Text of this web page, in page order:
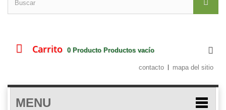
Carrito 0 Producto Productos vacío
contacto mapa del sitio
MENU